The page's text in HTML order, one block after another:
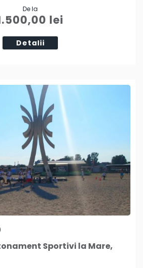
De la
lei
Detalii
Sportivi la Mare,